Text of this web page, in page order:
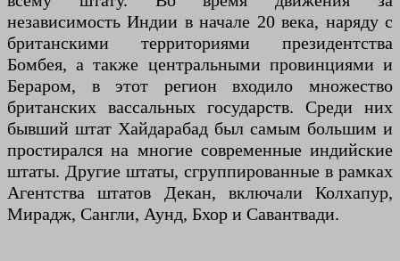
независимость Индии в начале 20 века, наряду с
британскими территориями президентства
Бомбея, а также центральными провинциями и
Бераром, в этот регион входило множество
британских вассальных государств. Среди них
бывший штат Хайдарабад был самым большим и
простирался на многие современные индийские
штаты. Другие штаты, сгруппированные в рамках
Агентства штатов Декан, включали Колхапур,
Мирадж, Сангли, Аунд, Бхор и Савантвади.